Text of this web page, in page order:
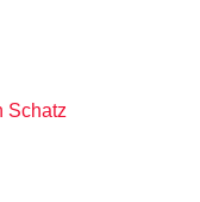
Schatz